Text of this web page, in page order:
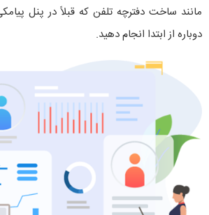
مانند ساخت دفترچه تلفن که قبلاً در پنل
دوباره از ابتدا انجام دهید.